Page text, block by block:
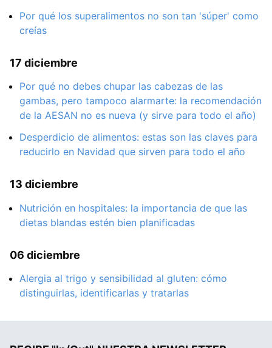
Por qué los superalimentos no son tan 'súper' como
creías
17 diciembre
Por qué no debes chupar las cabezas de las
gambas, pero tampoco alarmarte: la recomendación
de la AESAN no es nueva (y sirve para todo el año)
Desperdicio de alimentos: estas son las claves para
reducirlo en Navidad que sirven para todo el año
13 diciembre
Nutrición en hospitales: la importancia de que las
dietas blandas estén bien planificadas
06 diciembre
Alergia al trigo y sensibilidad al gluten: cómo
distinguirlas, identificarlas y tratarlas